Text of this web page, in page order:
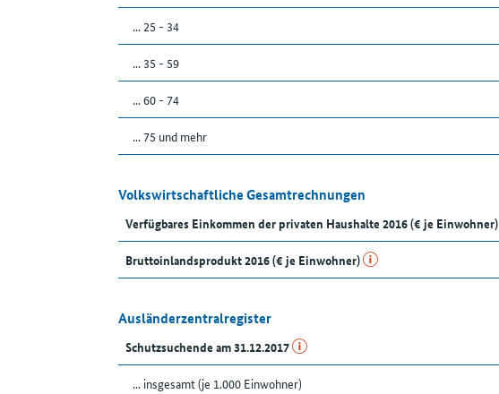
... 25 - 34
... 35 - 59
... 60 - 74
... 75 und mehr
Volkswirtschaftliche Gesamtrechnungen
Verfügbares Einkommen der privaten Haushalte 2016 (€ je Einwohner)
Bruttoinlandsprodukt 2016 (€ je Einwohner)
Ausländerzentralregister
Schutzsuchende am 31.12.2017
... insgesamt (je 1.000 Einwohner)